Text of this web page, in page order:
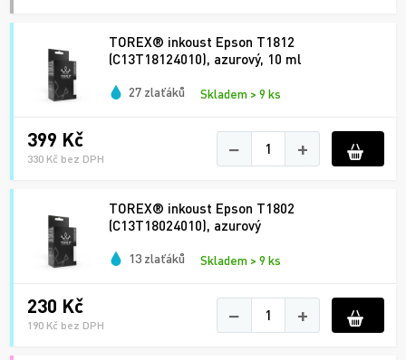
TOREX® inkoust Epson T1812
(C13T18124010), azurový, 10 ml
27 zlaťáků Skladem > 9 ks
399 Kč
330 Kč bez DPH − +
TOREX® inkoust Epson T1802
(C13T18024010), azurový
13 zlaťáků Skladem > 9 ks
230 Kč
190 Kč bez DPH − +